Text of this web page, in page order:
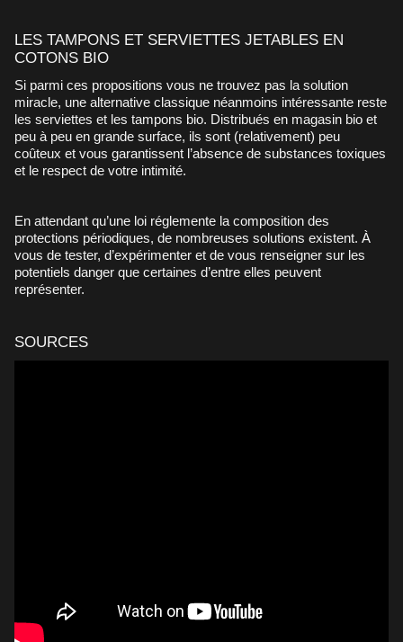
LES TAMPONS ET SERVIETTES JETABLES EN
COTONS BIO
Si parmi ces propositions vous ne trouvez pas la solution
miracle, une alternative classique néanmoins intéressante reste
les serviettes et les tampons bio. Distribués en magasin bio et
peu à peu en grande surface, ils sont (relativement) peu
coûteux et vous garantissent l’absence de substances toxiques
et le respect de votre intimité.
En attendant qu’une loi réglemente la composition des
protections périodiques, de nombreuses solutions existent. À
vous de tester, d’expérimenter et de vous renseigner sur les
potentiels danger que certaines d’entre elles peuvent
représenter.
SOURCES